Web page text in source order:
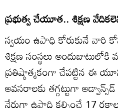
ప్రభుత్వ చేయూత.. శిక్షణ
స్వయం ఉపాధి కోరుకునే వారి
శిక్షణ సంస్థలు అందుబాటులోకి
ప్రతిష్ఠాత్మకంగా చేపట్టిన ఈ
అవసరాలకు తగ్గట్టుగా అడ్వాన్స్‌డ్‌